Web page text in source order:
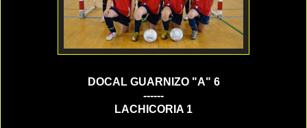
DOCAL GUARNIZO "A" 6
------
LACHICORIA 1